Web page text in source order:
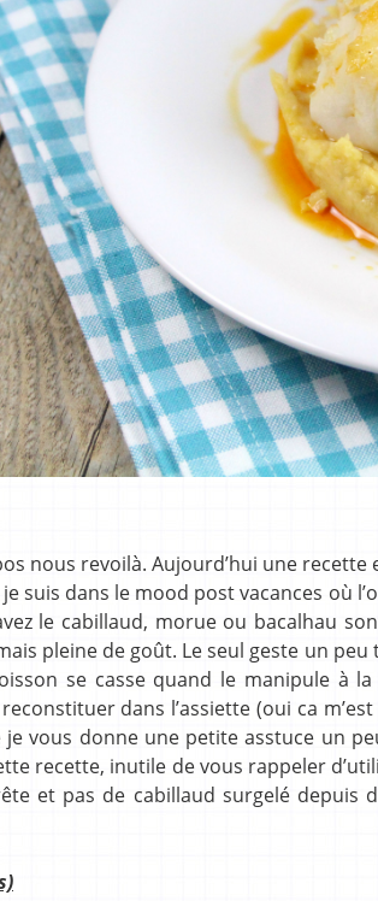
nous revoilà. Aujourd’hui une
suis dans le mood post vacances où
le cabillaud, morue ou bacalhau
pleine de goût. Le seul geste un
se casse quand le manipule à
dans l’assiette (oui ca
vous donne une petite asstuce un
recette, inutile de vous rappeler
et pas de cabillaud surgelé depuis